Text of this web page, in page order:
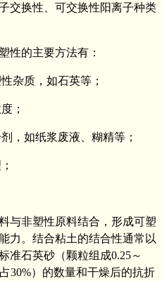
交换性、可交换性阳离子种类
性的主要方法有：
杂质，如石英等；
；
，如纸浆废液、糊精等；
与非塑性原料结合，形成可塑
力。结合粘土的结合性通常以
准石英砂（颗粒组成0.25～
30%）的数量和干燥后的抗折